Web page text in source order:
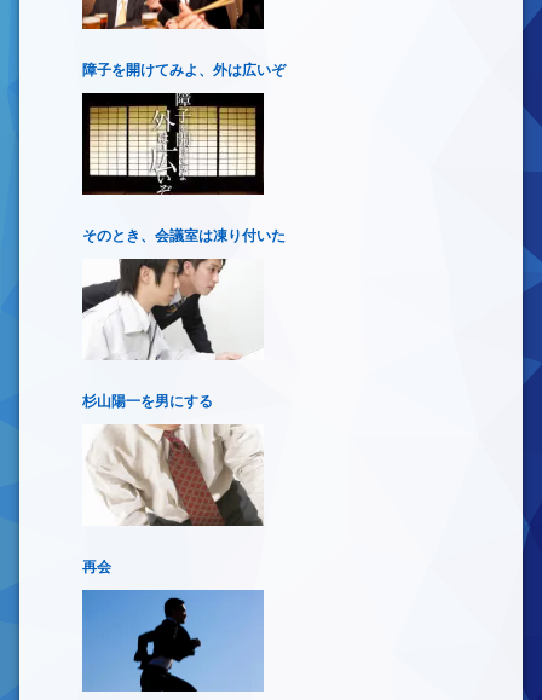
障子を開けてみよ、外は広いぞ
そのとき、会議室は凍り付いた
杉山陽一を男にする
再会